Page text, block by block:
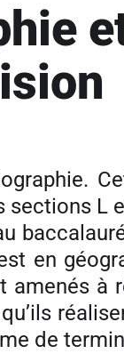
L
en
amenés à
de